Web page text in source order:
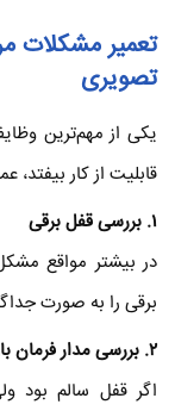
تعمیر مشکلات
تصویری
یکی از مهم‌ترین
قابلیت از کار بیفتد،
۱. بررسی قفل برقی
در بیشتر مواقع
برقی را به صورت
۲. بررسی مدار فرمان
اگر قفل سالم بود